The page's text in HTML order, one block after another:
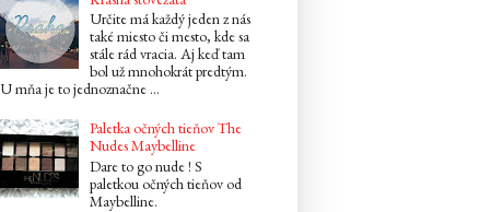
Určite má každý jeden z nás
také miesto či mesto, kde sa
stále rád vracia. Aj keď tam
bol už mnohokrát predtým.
U mňa je to jednoznačne ...
Paletka očných tieňov The
Nudes Maybelline
Dare to go nude ! S
paletkou očných tieňov od
Maybelline.